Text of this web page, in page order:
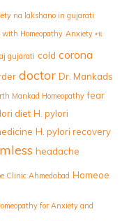
na lakshano in gujarati
Homeopathy Anxiety ના
gujarati cold corona
doctor Dr. Mankads
Mankad Homeopathy fear
diet H. pylori
H. pylori recovery
headache
Clinic Ahmedabad Homeoe
for Anxiety and